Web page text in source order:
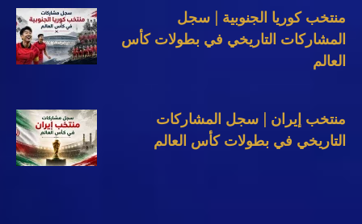
منتخب كوريا الجنوبية | سجل
المشاركات التاريخي في بطولات كأس
العالم
منتخب إيران | سجل المشاركات
التاريخي في بطولات كأس العالم